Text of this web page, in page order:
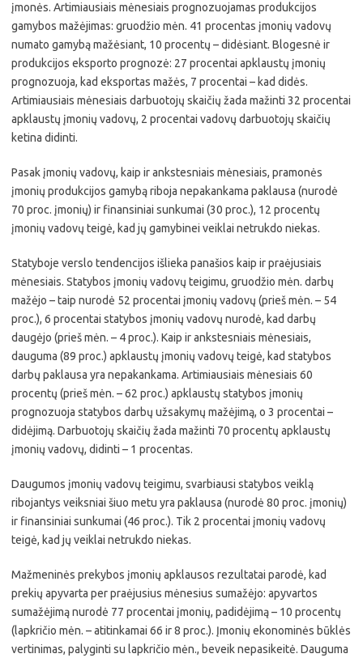
įmonės. Artimiausiais mėnesiais prognozuojamas produkcijos
gamybos mažėjimas: gruodžio mėn. 41 procentas įmonių vadovų
numato gamybą mažėsiant, 10 procentų – didėsiant. Blogesnė ir
produkcijos eksporto prognozė: 27 procentai apklaustų įmonių
prognozuoja, kad eksportas mažės, 7 procentai – kad didės.
Artimiausiais mėnesiais darbuotojų skaičių žada mažinti 32 procentai
apklaustų įmonių vadovų, 2 procentai vadovų darbuotojų skaičių
ketina didinti.
Pasak įmonių vadovų, kaip ir ankstesniais mėnesiais, pramonės
įmonių produkcijos gamybą riboja nepakankama paklausa (nurodė
70 proc. įmonių) ir finansiniai sunkumai (30 proc.), 12 procentų
įmonių vadovų teigė, kad jų gamybinei veiklai netrukdo niekas.
Statyboje verslo tendencijos išlieka panašios kaip ir praėjusiais
mėnesiais. Statybos įmonių vadovų teigimu, gruodžio mėn. darbų
mažėjo – taip nurodė 52 procentai įmonių vadovų (prieš mėn. – 54
proc.), 6 procentai statybos įmonių vadovų nurodė, kad darbų
daugėjo (prieš mėn. – 4 proc.). Kaip ir ankstesniais mėnesiais,
dauguma (89 proc.) apklaustų įmonių vadovų teigė, kad statybos
darbų paklausa yra nepakankama. Artimiausiais mėnesiais 60
procentų (prieš mėn. – 62 proc.) apklaustų statybos įmonių
prognozuoja statybos darbų užsakymų mažėjimą, o 3 procentai –
didėjimą. Darbuotojų skaičių žada mažinti 70 procentų apklaustų
įmonių vadovų, didinti – 1 procentas.
Daugumos įmonių vadovų teigimu, svarbiausi statybos veiklą
ribojantys veiksniai šiuo metu yra paklausa (nurodė 80 proc. įmonių)
ir finansiniai sunkumai (46 proc.). Tik 2 procentai įmonių vadovų
teigė, kad jų veiklai netrukdo niekas.
Mažmeninės prekybos įmonių apklausos rezultatai parodė, kad
prekių apyvarta per praėjusius mėnesius sumažėjo: apyvartos
sumažėjimą nurodė 77 procentai įmonių, padidėjimą – 10 procentų
(lapkričio mėn. – atitinkamai 66 ir 8 proc.). Įmonių ekonominės būklės
vertinimas, palyginti su lapkričio mėn., beveik nepasikeitė. Dauguma